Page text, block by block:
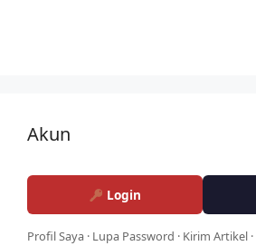
Akun
Login
Profil Saya · Lupa Password · Kirim Artikel ·